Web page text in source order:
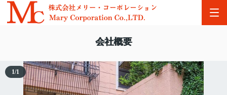
会社概要
1/1